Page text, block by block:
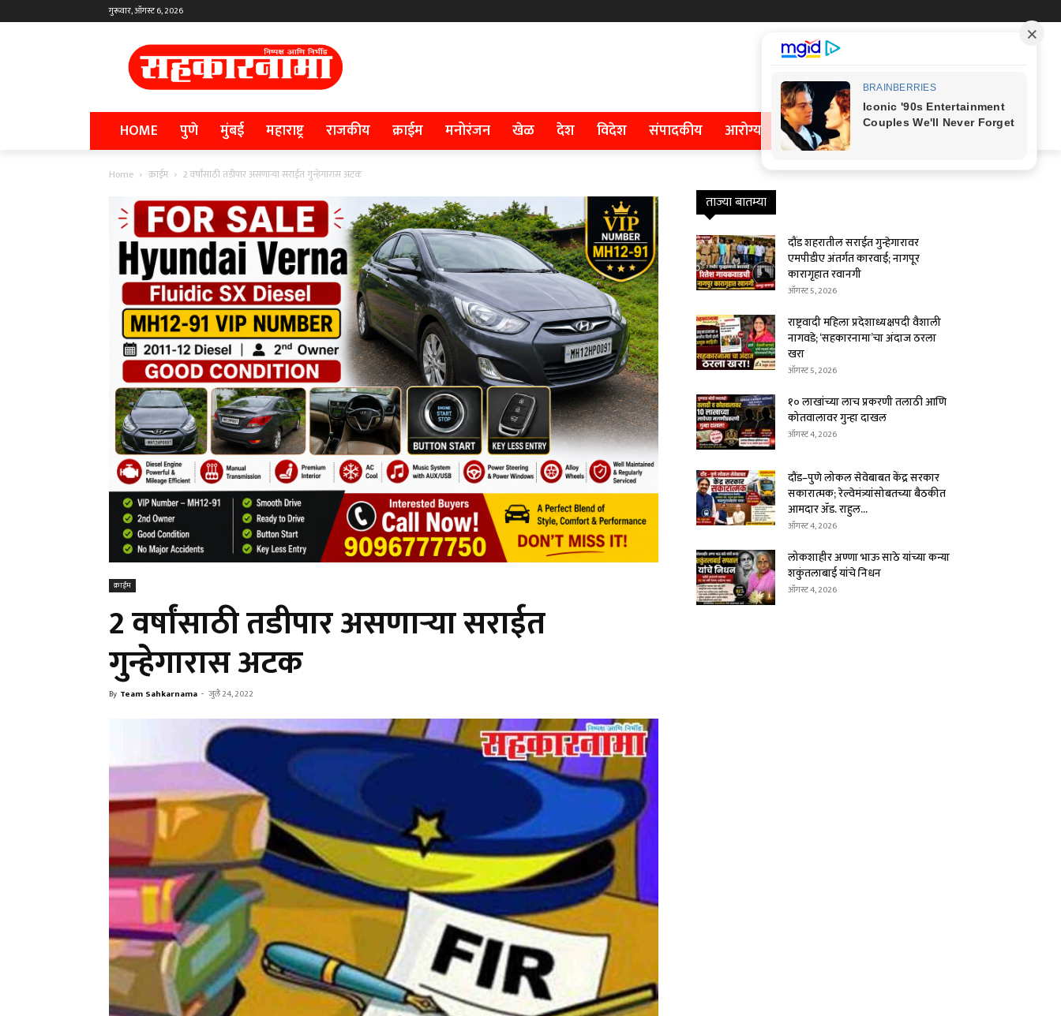
गुरूवार, ऑगस्ट 6, 2026
HOME पुणे मुंबई महाराष्ट्र राजकीय क्राईम मनोरंजन खेळ देश विदेश संपादकीय आरोग्य
Home क्राईम 2 वर्षांसाठी तडीपार असणाऱ्या सराईत गुन्हेगारास अटक
क्राईम
2 वर्षांसाठी तडीपार असणाऱ्या सराईत
गुन्हेगारास अटक
By Team Sahkarnama - जुलै 24, 2022
ताज्या बातम्या
दौंड शहरातील सराईत गुन्हेगारावर
एमपीडीए अंतर्गत कारवाई; नागपूर
कारागृहात रवानगी
ऑगस्ट 5, 2026
राष्ट्रवादी महिला प्रदेशाध्यक्षपदी वैशाली
नागवडे; ‘सहकारनामा’चा अंदाज ठरला
खरा
ऑगस्ट 5, 2026
१० लाखांच्या लाच प्रकरणी तलाठी आणि
कोतवालावर गुन्हा दाखल
ऑगस्ट 4, 2026
दौंड–पुणे लोकल सेवेबाबत केंद्र सरकार
सकारात्मक; रेल्वेमंत्र्यांसोबतच्या बैठकीत
आमदार ॲड. राहुल...
ऑगस्ट 4, 2026
लोकशाहीर अण्णा भाऊ साठे यांच्या कन्या
शकुंतलाबाई यांचे निधन
ऑगस्ट 4, 2026